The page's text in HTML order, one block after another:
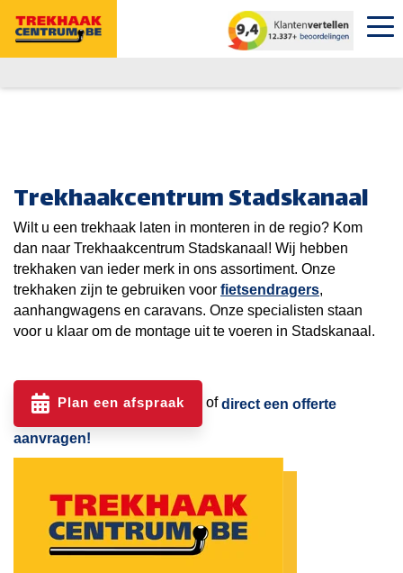
Trekhaakcentrum Stadskanaal
Wilt u een trekhaak laten in monteren in de regio? Kom
dan naar Trekhaakcentrum Stadskanaal! Wij hebben
trekhaken van ieder merk in ons assortiment. Onze
trekhaken zijn te gebruiken voor fietsendragers,
aanhangwagens en caravans. Onze specialisten staan
voor u klaar om de montage uit te voeren in Stadskanaal.
Plan een afspraak ofdirect een offerte
aanvragen!